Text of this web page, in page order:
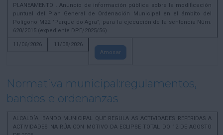
PLANEAMENTO . Anuncio de información pública sobre la modificación
puntual del Plan General de Ordenación Municipal en el ámbito del
Polígono M22 "Parque do Agra", para la ejecución de la sentencia Núm.
620/2015 (expediente DPE/2025/56)
11/06/2026
11/08/2026
Amosar
Normativa municipal:regulamentos,
bandos e ordenanzas
ALCALDÍA. BANDO MUNICIPAL QUE REGULA AS ACTIVIDADES REFERIDAS A
ACTIVIDADES NA RÚA CON MOTIVO DA ECLIPSE TOTAL DO 12 DE AGOSTO